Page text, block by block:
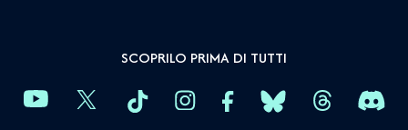
SCOPRILO PRIMA DI TUTTI